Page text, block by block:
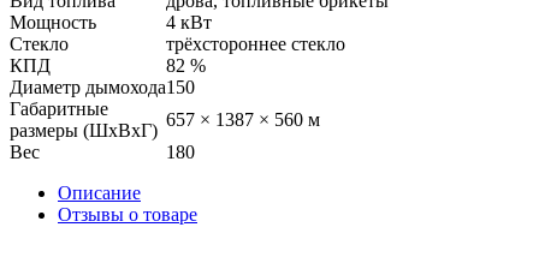
Мощность
4 кВт
Стекло
трёхстороннее стекло
КПД
82 %
Диаметр дымохода150
Габаритные
размеры (ШхВхГ)
657 × 1387 × 560 м
Вес
180
Описание
Отзывы о товаре